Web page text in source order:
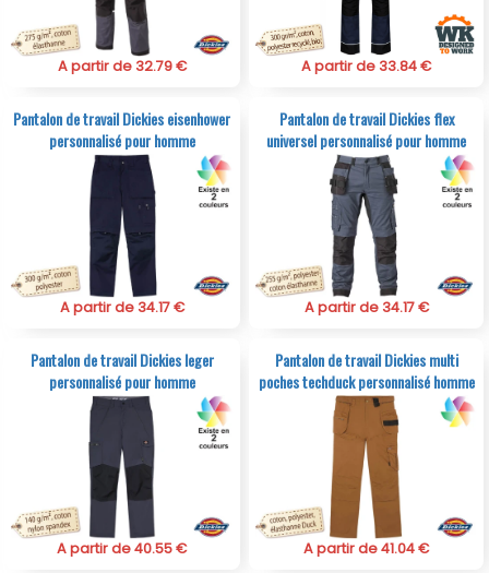
A partir de 32.79 € A partir de 33.84 €
Pantalon de travail Dickies eisenhower
personnalisé pour homme
A partir de 34.17 €
Pantalon de travail Dickies flex
universel personnalisé pour homme
A partir de 34.17 €
Pantalon de travail Dickies leger
personnalisé pour homme
A partir de 40.55 €
Pantalon de travail Dickies multi
poches techduck personnalisé homme
A partir de 41.04 €